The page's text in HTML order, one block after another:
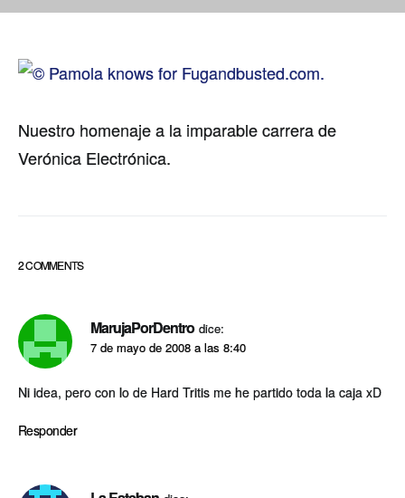
Nuestro homenaje a la imparable carrera de
Verónica Electrónica.
2 COMMENTS
MarujaPorDentro dice:
7 de mayo de 2008 a las 8:40
Ni idea, pero con lo de Hard Tritis me he partido toda la caja xD
Responder